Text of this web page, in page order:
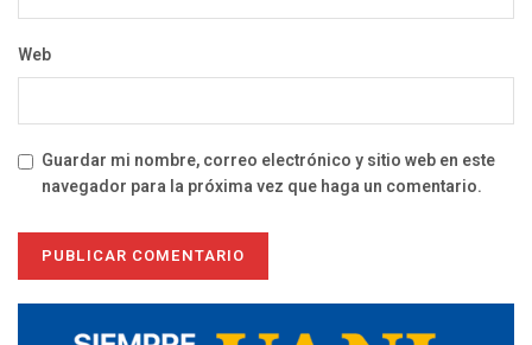
Web
Guardar mi nombre, correo electrónico y sitio web en este
navegador para la próxima vez que haga un comentario.